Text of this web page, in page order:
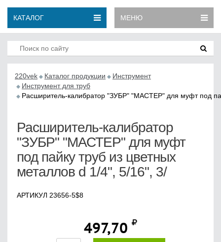
КАТАЛОГ МЕНЮ
220vek Каталог продукции
Инструмент
Инструмент для труб
Расширитель-калибратор "ЗУБР" "МАСТЕР" для муфт под
Расширитель-калибратор
"ЗУБР" "МАСТЕР" для муфт
под пайку труб из цветных
металлов d 1/4", 5/16", 3/
АРТИКУЛ 23656-5$8
497,70